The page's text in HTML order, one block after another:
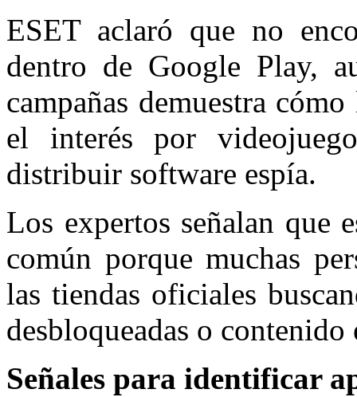
ESET aclaró que no
dentro de Google Play,
campañas demuestra
el interés por
distribuir software espía.
Los expertos señalan que
común porque muchas
las tiendas oficiales
desbloqueadas o
Señales para identificar